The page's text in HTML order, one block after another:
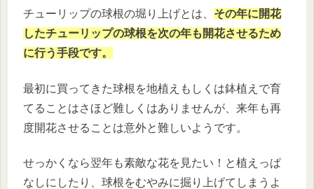
チューリップの球根の堀り上げとは、 その年に開花
したチューリップの球根を次の年も開花させるため
に行う手段です。
最初に買ってきた球根を地植えもしくは鉢植えで育
てることはさほど難しくはありませんが、来年も再
度開花させることは意外と難しいようです。
せっかくなら翌年も素敵な花を見たい！と植えっぱ
なしにしたり、球根をむやみに掘り上げてしまうよ